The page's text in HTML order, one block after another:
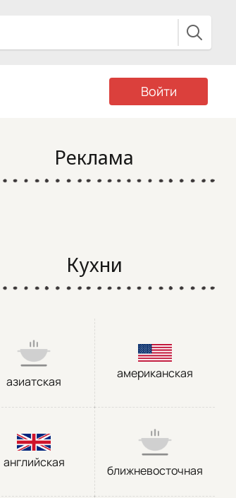
Войти
Реклама
Кухни
азиатская
американская
английская
ближневосточная